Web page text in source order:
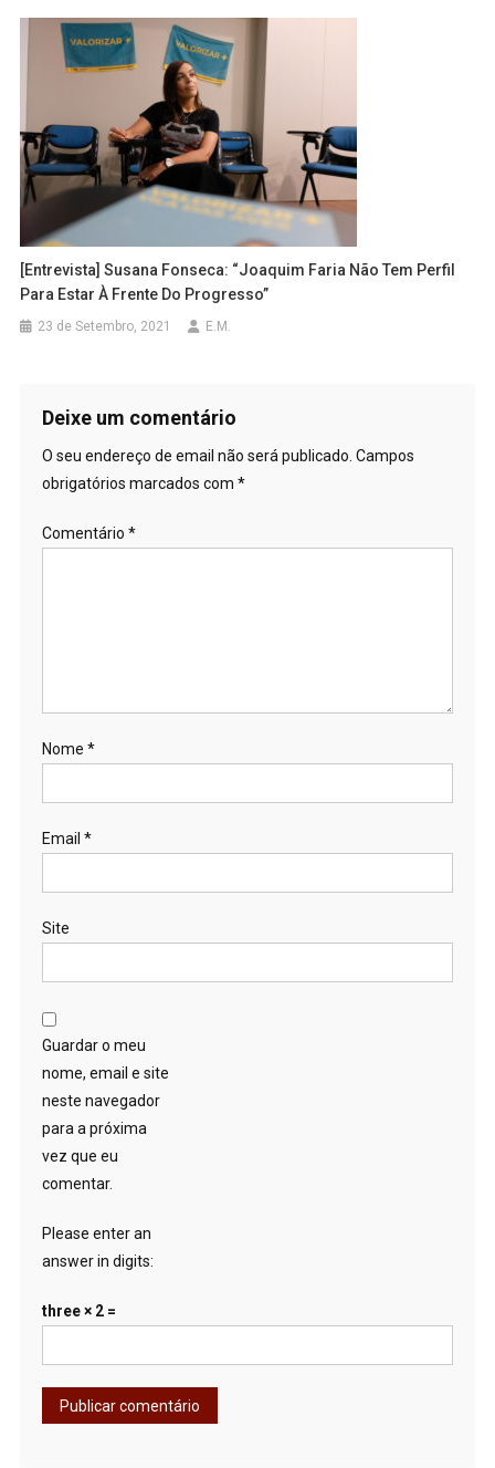
[Entrevista] Susana Fonseca: “Joaquim Faria Não Tem Perfil
Para Estar À Frente Do Progresso”
23 de Setembro, 2021 E.M.
Deixe um comentário
O seu endereço de email não será publicado. Campos
obrigatórios marcados com *
Comentário *
Nome *
Email *
Site
Guardar o meu
nome, email e site
neste navegador
para a próxima
vez que eu
comentar.
Please enter an
answer in digits:
three × 2 =